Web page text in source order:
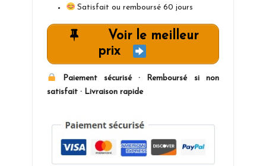
était :
79,95 €.
est :
49,95 €.
Satisfait ou remboursé 60 jours
Voir le meilleur
prix
Paiement sécurisé · Remboursé si non
satisfait · Livraison rapide